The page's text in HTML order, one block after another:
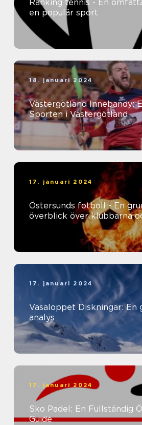
Ranking tennis - En
en populär sport
18. januari 2024
Västergötland Innebandy:
Sporten i Västergötland
17. januari 2024
Östersunds fotboll - En
överblick över klubbarna
17. januari 2024
Vasaloppet Diskningar: En
analys
17. januari 2024
Sko Padel: En Fullständig
Guide